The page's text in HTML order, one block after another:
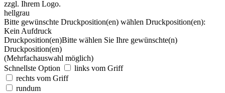
hellgrau
Bitte gewünschte Druckposition(en) wählen Druckposition(en):
Kein Aufdruck
Druckposition(en)Bitte wählen Sie Ihre gewünschte(n)
Druckposition(en)
(Mehrfachauswahl möglich)
Schnellste Option
links vom Griff
rechts vom Griff
rundum